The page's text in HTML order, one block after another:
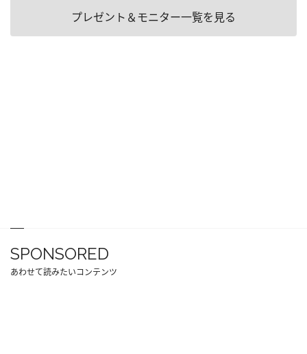
プレゼント＆モニター一覧を見る
SPONSORED
あわせて読みたいコンテンツ